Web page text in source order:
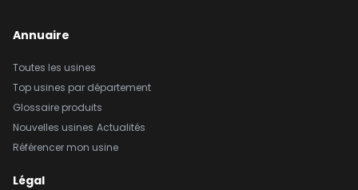
Annuaire
Toutes les usines
Top usines par département
Glossaire produits
Nouvelles usines Actualités
Référencer mon usine
Légal